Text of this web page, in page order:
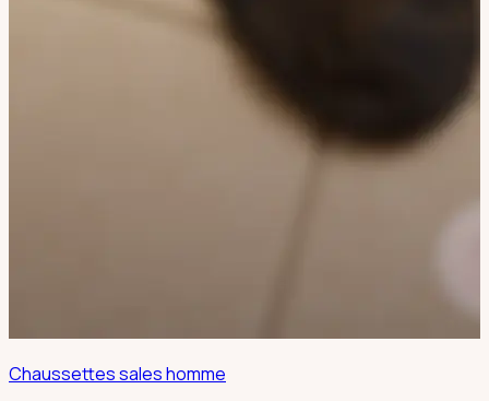
Chaussettes sales homme